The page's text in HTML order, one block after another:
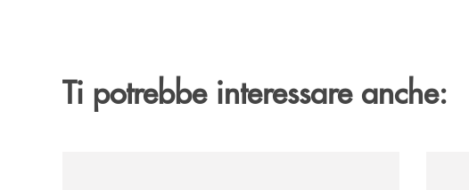
Ti potrebbe interessare anche: